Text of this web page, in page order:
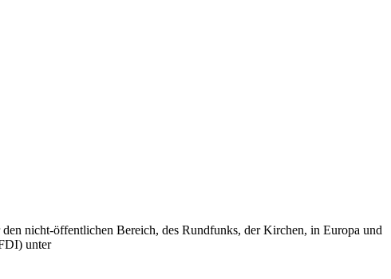
nicht-öffentlichen Bereich, des Rundfunks, der Kirchen, in Europa und
unter